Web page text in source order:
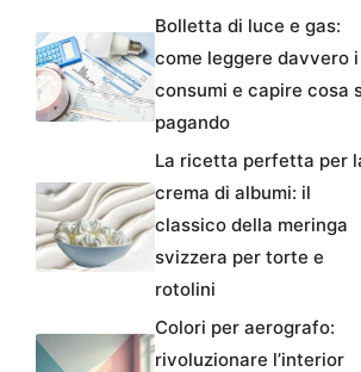
Bolletta di luce e gas:
come leggere davvero i
consumi e capire cosa
pagando
La ricetta perfetta per
crema di albumi: il
classico della meringa
svizzera per torte e
rotolini
Colori per aerografo:
rivoluzionare l’interior